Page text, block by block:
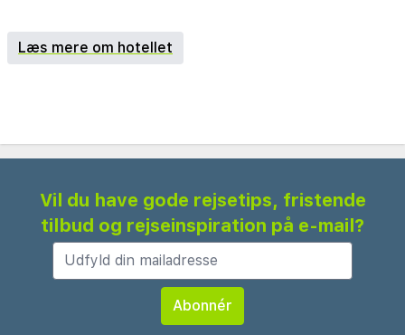
Læs mere om hotellet
Vil du have gode rejsetips, fristende
tilbud og rejseinspiration på e-mail?